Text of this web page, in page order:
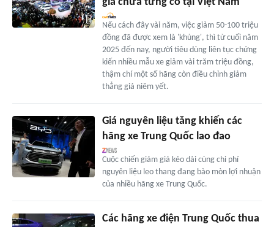
Nếu cách đây vài năm, việc giảm 50-100 triệu
đồng đã được xem là 'khủng', thì từ cuối năm
2025 đến nay, người tiêu dùng liên tục chứng
kiến nhiều mẫu xe giảm vài trăm triệu đồng,
thậm chí một số hãng còn điều chỉnh giảm
thẳng giá niêm yết.
Giá nguyên liệu tăng khiến các
hãng xe Trung Quốc lao đao
Cuộc chiến giảm giá kéo dài cùng chi phí
nguyên liệu leo thang đang bào mòn lợi nhuận
của nhiều hãng xe Trung Quốc.
Các hãng xe điện Trung Quốc thua